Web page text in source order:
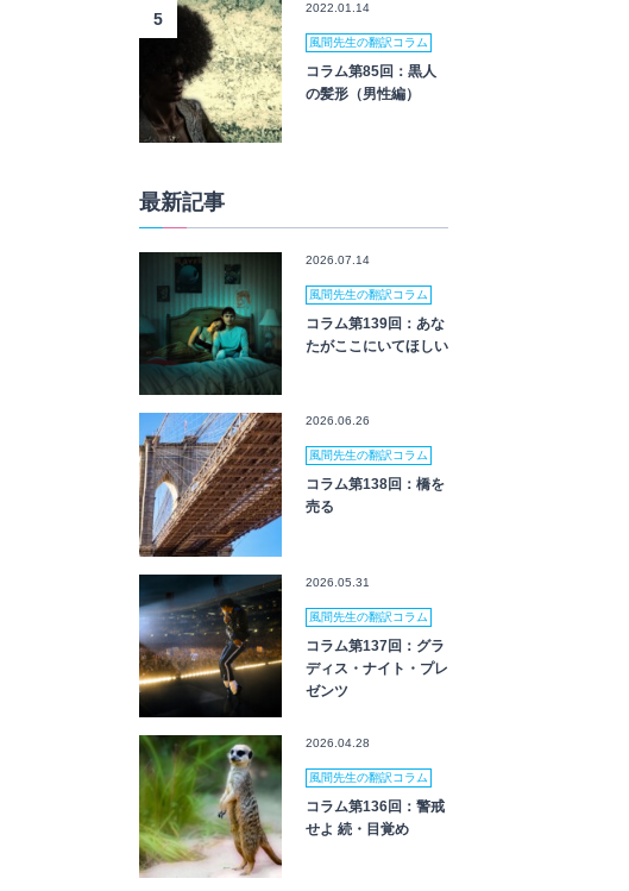
5
2022.01.14
風間先生の翻訳コラム
コラム第85回：黒人
の髪形（男性編）
最新記事
2026.07.14
風間先生の翻訳コラム
コラム第139回：あな
たがここにいてほしい
2026.06.26
風間先生の翻訳コラム
コラム第138回：橋を
売る
2026.05.31
風間先生の翻訳コラム
コラム第137回：グラ
ディス・ナイト・プレ
ゼンツ
2026.04.28
風間先生の翻訳コラム
コラム第136回：警戒
せよ 続・目覚め